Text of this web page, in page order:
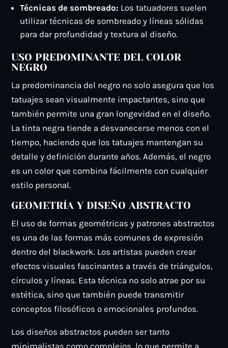
Técnicas de sombreado: Los tatuadores suelen
utilizar técnicas de sombreado y líneas sólidas
para dar profundidad y textura al diseño.
USO PREDOMINANTE DEL COLOR
NEGRO
La predominancia del negro no solo asegura que los
tatuajes sean visualmente impactantes, sino que
también permite una gran longevidad en el diseño.
La tinta negra tiende a desvanecerse menos con el
tiempo, haciendo que los tatuajes mantengan su
detalle y definición durante años. Además, el negro
es un color que combina fácilmente con cualquier
estilo personal.
GEOMETRÍA Y DISEÑO ABSTRACTO
El uso de formas geométricas y patrones abstractos
es una de las formas más comunes de expresión
dentro del blackwork. Los artistas pueden crear
efectos visuales fascinantes a través de triángulos,
círculos y líneas. Esta técnica no solo atrae por su
estética, sino que también puede transmitir
conceptos filosóficos o emocionales profundos.
Los diseños abstractos pueden ser tanto
minimalistas como complejos, lo que permite a